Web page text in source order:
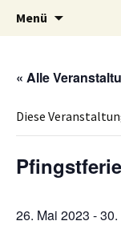
MVS
Volksschule
Edelschrott
Menü
« Alle
Diese
26. Mai 2023 -